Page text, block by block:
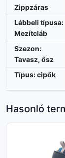
Zippzáras
Lábbeli típusa:
Mezítcláb
Szezon:
Tavasz, ősz
Típus: cipők
Hasonló